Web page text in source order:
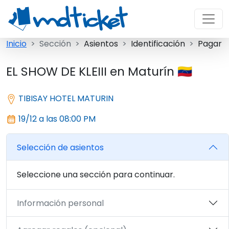
Inicio Sección Asientos Identificación Pagar
EL SHOW DE KLEIII en Maturín 🇻🇪
TIBISAY HOTEL MATURIN
19/12 a las 08:00 PM
Selección de asientos
Seleccione una sección para continuar.
Información personal